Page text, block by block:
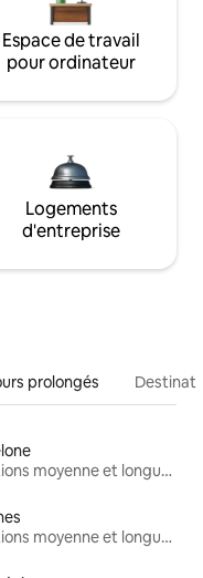
Espace de travail
pour ordinateur
Logements
d'entreprise
prolongés
Locations moyenne et longue durée
Locations moyenne et longue durée